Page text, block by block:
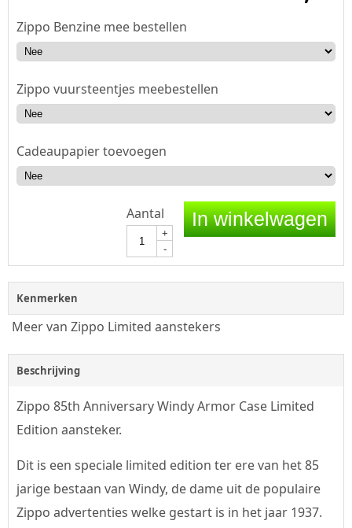
Zippo Benzine mee bestellen
Zippo vuursteentjes meebestellen
Cadeaupapier toevoegen
Aantal
+
-
In winkelwagen
Kenmerken
Meer van Zippo Limited aanstekers
Beschrijving
Zippo 85th Anniversary Windy Armor Case Limited
Edition aansteker.
Dit is een speciale limited edition ter ere van het 85
jarige bestaan van Windy, de dame uit de populaire
Zippo advertenties welke gestart is in het jaar 1937.